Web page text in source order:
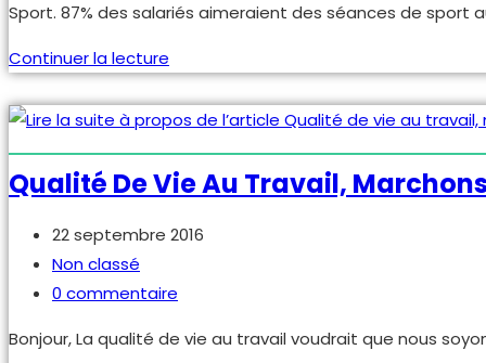
la
publication :
Sport. 87% des salariés aimeraient des séances de sport
Continuer la lecture
salariés
des
séances
de
au
Qualité De Vie Au Travail,
Publication
publiée :
22 septembre 2016
Post
category:
Non classé
Commentaires
la
0 commentaire
Bonjour, La qualité de vie au travail voudrait que nous